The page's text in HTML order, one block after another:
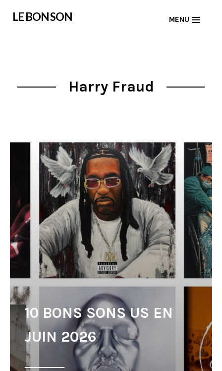
LE BON SON MENU
Harry Fraud
10 BONS SONS US EN
JUIN 2026